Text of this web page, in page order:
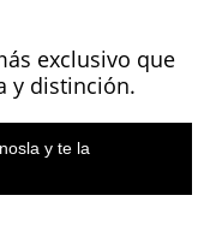
exclusivo que
y distinción.
y te la